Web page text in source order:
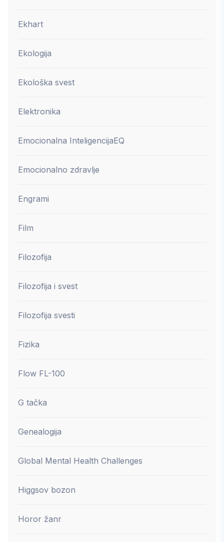
Ekhart
Ekologija
Ekološka svest
Elektronika
Emocionalna InteligencijaEQ
Emocionalno zdravlje
Engrami
Film
Filozofija
Filozofija i svest
Filozofija svesti
Fizika
Flow FL-100
G tačka
Genealogija
Global Mental Health Challenges
Higgsov bozon
Horor žanr